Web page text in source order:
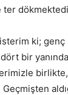
ki; genç
dört bir
Geçmişten